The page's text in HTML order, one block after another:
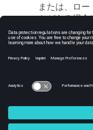
または、ロ
トがある場合
移動してくだ
See Also
ダイアグラムコンテキス